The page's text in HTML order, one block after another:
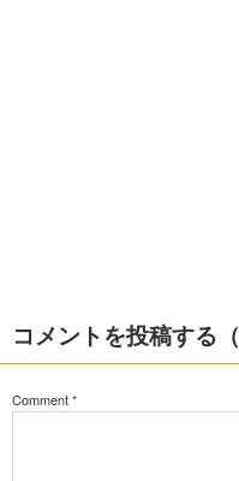
コメントを投稿する
Comment*